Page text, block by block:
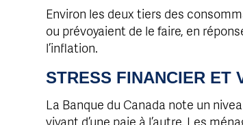
Environ les deux tiers des
ou prévoyaient de le faire, en
l’inflation.
STRESS FINANCIER ET
La Banque du Canada note un
vivant d’une paie à l’autre. Les